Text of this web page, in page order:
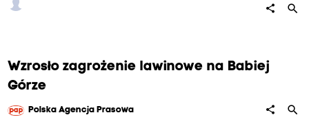
share search
Wzrosło zagrożenie lawinowe na Babiej
Górze
Polska Agencja Prasowa share search